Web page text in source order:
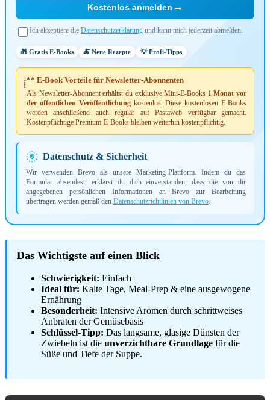
Kostenlos anmelden →
Ich akzeptiere die Datenschutzerklärung und kann mich jederzeit abmelden.
🎁 Gratis E-Books 🍝 Neue Rezepte 💡 Profi-Tipps
ℹ️** E-Book Vorteile für Newsletter-Abonnenten
Als Newsletter-Abonnent erhältst du exklusive Mini-E-Books 1 Monat vor
der öffentlichen Veröffentlichungkostenlos. Diese kostenlosen E-Books
werden anschließend auch regulär auf Pastaweb verfügbar gemacht.
Kostenpflichtige Premium-E-Books bleiben weiterhin kostenpflichtig.
Datenschutz & Sicherheit
Wir verwenden Brevo als unsere Marketing-Plattform. Indem du das
Formular absendest, erklärst du dich einverstanden, dass die von dir
angegebenen persönlichen Informationen an Brevo zur Bearbeitung
übertragen werden gemäß den Datenschutzrichtlinien von Brevo.
Das Wichtigste auf einen Blick
Schwierigkeit: Einfach
Ideal für: Kalte Tage, Meal-Prep & eine ausgewogene
Ernährung
Besonderheit: Intensive Aromen durch schrittweises
Anbraten der Gemüsebasis
Schlüssel-Tipp: Das langsame, glasige Dünsten der
Zwiebeln ist die unverzichtbare Grundlage für die
Süße und Tiefe der Suppe.